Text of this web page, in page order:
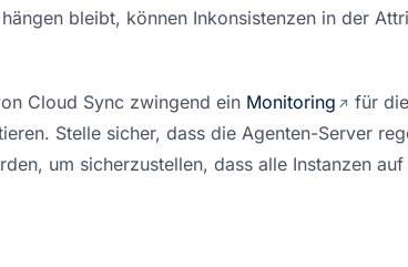
bleibt, können Inkonsistenzen in der
Cloud Sync zwingend ein Monitoring
für
. Stelle sicher, dass die Agenten-Server
um sicherzustellen, dass alle Instanzen